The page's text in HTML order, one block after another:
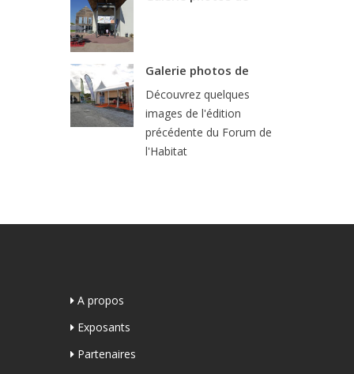
Galerie photos de
Découvrez quelques
images de l'édition
précédente du Forum de
l'Habitat
A propos
Exposants
Partenaires